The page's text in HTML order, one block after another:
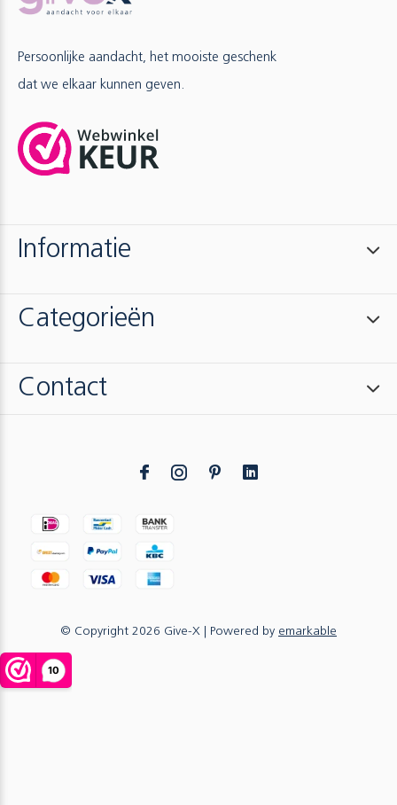
Persoonlijke aandacht, het mooiste geschenk
dat we elkaar kunnen geven.
Informatie
Categorieën
Contact
© Copyright 2026 Give-X | Powered by emarkable